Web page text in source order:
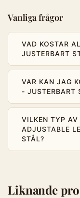
Vanliga frågor
VAD KOSTAR
JUSTERBART
VAR KAN JAG
- JUSTERBART
VILKEN TYP AV
ADJUSTABLE
STÅL?
Liknande